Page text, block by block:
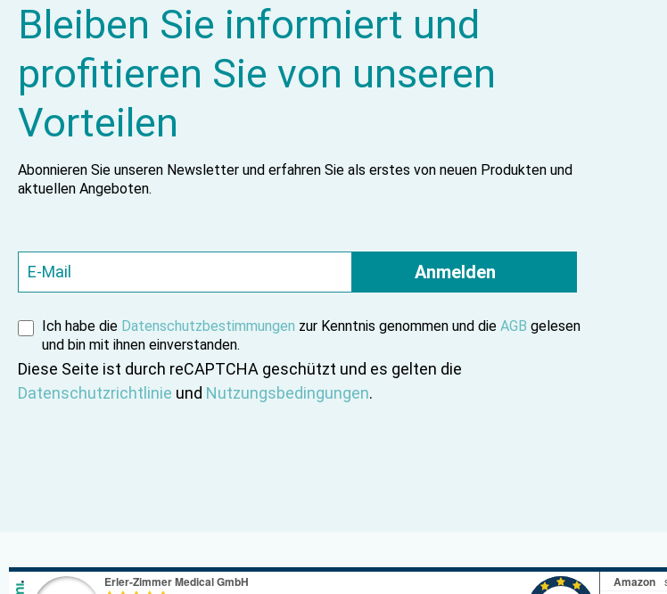
Bleiben Sie informiert und
profitieren Sie von unseren
Vorteilen
Abonnieren Sie unseren Newsletter und erfahren Sie als erstes von neuen Produkten und
aktuellen Angeboten.
Anmelden
Ich habe die Datenschutzbestimmungen zur Kenntnis genommen und die AGB gelesen
und bin mit ihnen einverstanden.
Diese Seite ist durch reCAPTCHA geschützt und es gelten die
Datenschutzrichtlinie und Nutzungsbedingungen.